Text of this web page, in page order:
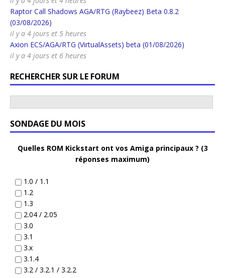
Raptor Call Shadows AGA/RTG (Raybeez) Beta 0.8.2
(03/08/2026)
il y a 4 jours et 5 heures
Axion ECS/AGA/RTG (VirtualAssets) beta (01/08/2026)
il y a 4 jours et 6 heures
RECHERCHER SUR LE FORUM
SONDAGE DU MOIS
Quelles ROM Kickstart ont vos Amiga principaux ? (3
réponses maximum)
1.0 / 1.1
1.2
1.3
2.04 / 2.05
3.0
3.1
3.x
3.1.4
3.2 / 3.2.1 / 3.2.2